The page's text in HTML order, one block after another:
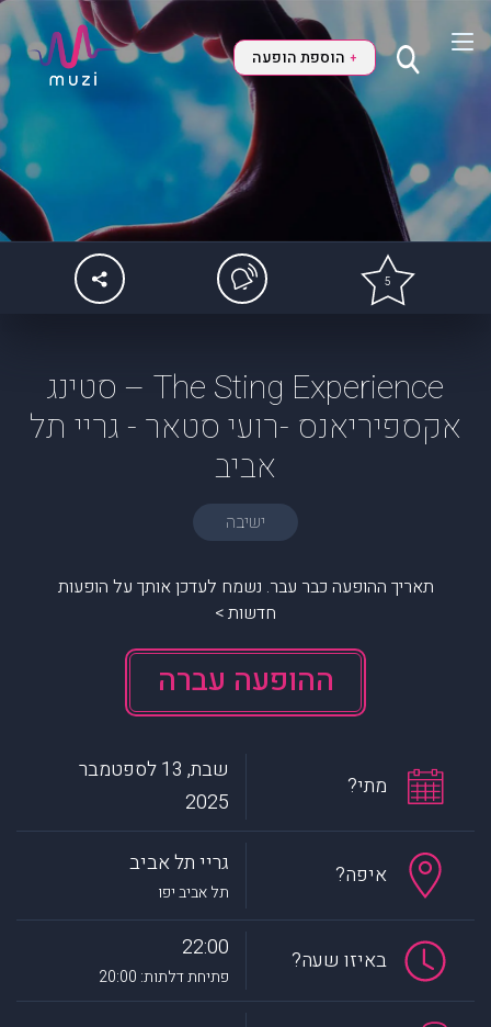
+ הוספת הופעה
5
The Sting Experience – סטינג
אקספיריאנס -רועי סטאר - גריי תל
אביב
ישיבה
תאריך ההופעה כבר עבר. נשמח לעדכן אותך על הופעות
חדשות >
ההופעה עברה
מתי?
שבת, 13 לספטמבר
2025
איפה? גריי תל אביב
תל אביב יפו
באיזו שעה? 22:00
פתיחת דלתות: 20:00